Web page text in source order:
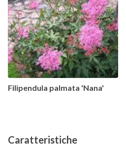
Filipendula palmata 'Nana'
Caratteristiche